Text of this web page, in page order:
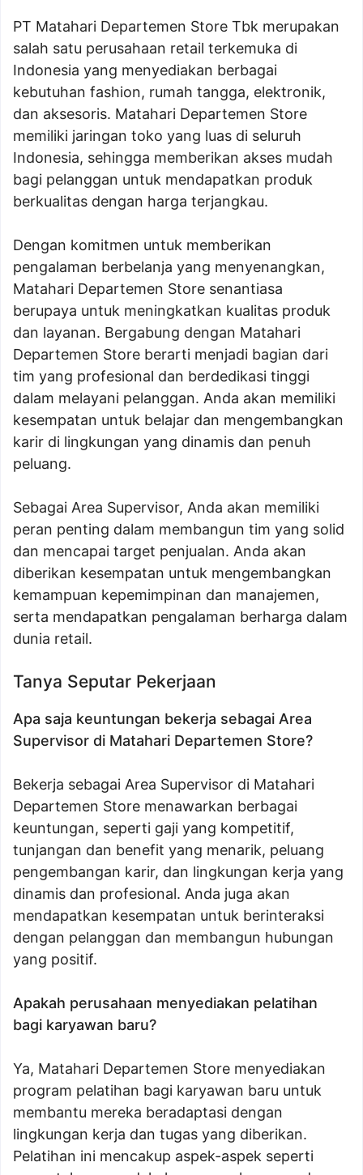
PT Matahari Departemen Store Tbk merupakan
salah satu perusahaan retail terkemuka di
Indonesia yang menyediakan berbagai
kebutuhan fashion, rumah tangga, elektronik,
dan aksesoris. Matahari Departemen Store
memiliki jaringan toko yang luas di seluruh
Indonesia, sehingga memberikan akses mudah
bagi pelanggan untuk mendapatkan produk
berkualitas dengan harga terjangkau.
Dengan komitmen untuk memberikan
pengalaman berbelanja yang menyenangkan,
Matahari Departemen Store senantiasa
berupaya untuk meningkatkan kualitas produk
dan layanan. Bergabung dengan Matahari
Departemen Store berarti menjadi bagian dari
tim yang profesional dan berdedikasi tinggi
dalam melayani pelanggan. Anda akan memiliki
kesempatan untuk belajar dan mengembangkan
karir di lingkungan yang dinamis dan penuh
peluang.
Sebagai Area Supervisor, Anda akan memiliki
peran penting dalam membangun tim yang solid
dan mencapai target penjualan. Anda akan
diberikan kesempatan untuk mengembangkan
kemampuan kepemimpinan dan manajemen,
serta mendapatkan pengalaman berharga dalam
dunia retail.
Tanya Seputar Pekerjaan
Apa saja keuntungan bekerja sebagai Area
Supervisor di Matahari Departemen Store?
Bekerja sebagai Area Supervisor di Matahari
Departemen Store menawarkan berbagai
keuntungan, seperti gaji yang kompetitif,
tunjangan dan benefit yang menarik, peluang
pengembangan karir, dan lingkungan kerja yang
dinamis dan profesional. Anda juga akan
mendapatkan kesempatan untuk berinteraksi
dengan pelanggan dan membangun hubungan
yang positif.
Apakah perusahaan menyediakan pelatihan
bagi karyawan baru?
Ya, Matahari Departemen Store menyediakan
program pelatihan bagi karyawan baru untuk
membantu mereka beradaptasi dengan
lingkungan kerja dan tugas yang diberikan.
Pelatihan ini mencakup aspek-aspek seperti